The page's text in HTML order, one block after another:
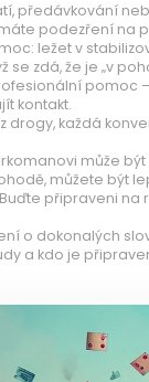
předávkování
podezření na
ležet v
zdá, že je „v
pomoc
kontakt.
drogy, každá
může
můžete být
připraveni
o dokonalých
a kdo je